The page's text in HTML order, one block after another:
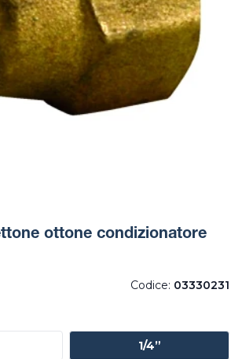
ottone condizionatore
Codice: 03330231
1/4”